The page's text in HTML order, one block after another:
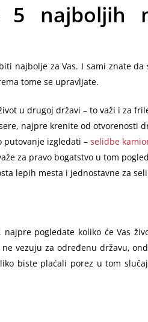
najboljih
najbolje za Vas. I sami znate
tome se upravljate.
u drugoj državi – to važi i za
najpre krenite od otvorenosti
putovanje izgledati –selidbe
za pravo bogatstvo u tom
lepih mesta i jednostavne za
pogledate koliko će Vas
vezuju za određenu državu,
biste plaćali porez u tom